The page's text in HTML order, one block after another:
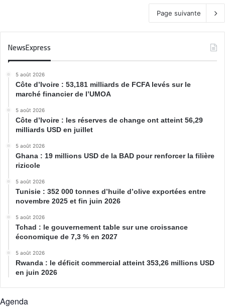
Page suivante
NewsExpress
5 août 2026
Côte d’Ivoire : 53,181 milliards de FCFA levés sur le
marché financier de l’UMOA
5 août 2026
Côte d’Ivoire : les réserves de change ont atteint 56,29
milliards USD en juillet
5 août 2026
Ghana : 19 millions USD de la BAD pour renforcer la filière
rizicole
5 août 2026
Tunisie : 352 000 tonnes d’huile d’olive exportées entre
novembre 2025 et fin juin 2026
5 août 2026
Tchad : le gouvernement table sur une croissance
économique de 7,3 % en 2027
5 août 2026
Rwanda : le déficit commercial atteint 353,26 millions USD
en juin 2026
Agenda